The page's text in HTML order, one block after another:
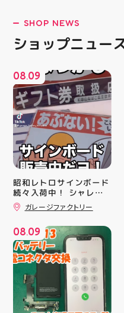
SHOP NEWS
ショップニュー
08.09
昭和レトロサインボード
続々入荷中！ シャレオ
ツでナウイ すべてA4サ
イズなのでインテリアに
よ！ 郡山駅前 アティ郡
山4F “ガレージファクト
リー”へ遊びに来てね️‍️‍️‍ #
福島 #郡山 #郡山駅前 #
雑貨屋 #昭和レトロ
ガレージファクトリー
08.09